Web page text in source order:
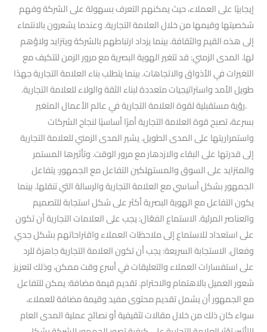
إيجابيًا على العملاء، حيث يمكنهم التعرف بسهولة على الشركة وفهم
شخصيتها وقيمها من خلال العلامة التجارية. وعندما يشعرون بالانتماء
إلى هذه القيم والثقافة. بينما يزداد ارتباطهم بالشركة ويتزايد ولاؤهم
لها. المدى الزمني: قد تتغير الهوية البصرية مع مرور الزمن لتتكيف مع
التغيرات في الأذواق والاتجاهات. بينما يتطلب بناء العلامة التجارية جهدًا
طويل الأمد واستراتيجيات متعددة لبناء الثقة والولاء للعلامة التجارية.
.رؤية مستقبلية لقوة العلامة التجارية في عالم الأعمال المتغير
بسرعة، تصبح قوة العلامة التجارية أمرًا أساسيًا لنجاح الشركات
واستمراريتها على المدى الطويل. يشير المدى الزمني للعلامة التجارية
إلى قدرتها على البقاء والازدهار مع مرور الوقت. وتأثيرها المستمر
والمتزايد على السوق والمستهلكين التفاعل مع الجمهور: يتفاعل
الجمهور بشكل أساسي مع العلامة التجارية والرسالة التي تنقلها. بينما
يكون التفاعل مع الهوية البصرية أكثر على شكل استجابة للتصميم
والعناصر المرئية. الاستماع الفعّال: يجب على العلامات التجارية أن تكون
على استعداد للاستماع إلى ملاحظات العملاء واقتراحاتهم بشكل جدي
وفعال. الاستجابة السريعة: يجب أن تكون العلامة التجارية جاهزة للرد
على استفسارات العملاء والتعليقات في أسرع وقت ممكن، وذلك لتعزيز
شعور العميل بالاهتمام والاحترام. تقديم قيمة مضافة: يمكن للتفاعل
مع الجمهور أن يشمل تقديم محتوى مفيد وقيمة مضافة للعملاء،
سواء كان ذلك من خلال مقالات تثقيفية أو نصائح عملية المدى العام